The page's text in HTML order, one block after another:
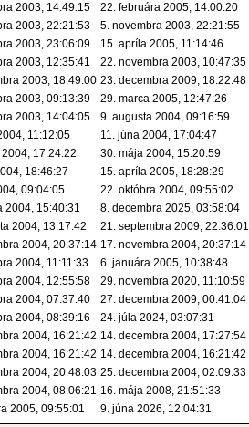
2003, 14:49:15
22. februára 2005, 14:00:20
2003, 22:21:53
5. novembra 2003, 22:21:55
2003, 23:06:09
15. apríla 2005, 11:14:46
2003, 12:35:41
22. novembra 2003, 10:47:35
2003, 18:49:00 23. decembra 2009, 18:22:48
2003, 09:13:39
29. marca 2005, 12:47:26
2003, 14:04:05
9. augusta 2004, 09:16:59
11:12:05
11. júna 2004, 17:04:47
2004, 17:24:22
30. mája 2004, 15:20:59
18:46:27
15. apríla 2005, 18:28:29
09:04:05
22. októbra 2004, 09:55:02
2004, 15:40:31
8. decembra 2025, 03:58:04
2004, 13:17:42
21. septembra 2009, 22:36:01
2004, 20:37:14 17. novembra 2004, 20:37:14
2004, 11:11:33
6. januára 2005, 10:38:48
2004, 12:55:58
29. novembra 2020, 11:10:59
2004, 07:37:40
27. decembra 2009, 00:41:04
2004, 08:39:16
24. júla 2024, 03:07:31
2004, 16:21:42 14. decembra 2004, 17:27:54
2004, 16:21:42 14. decembra 2004, 16:21:42
2004, 20:48:03 25. decembra 2004, 02:09:33
2004, 08:06:21 16. mája 2008, 21:51:33
2005, 09:55:01
9. júna 2026, 12:04:31